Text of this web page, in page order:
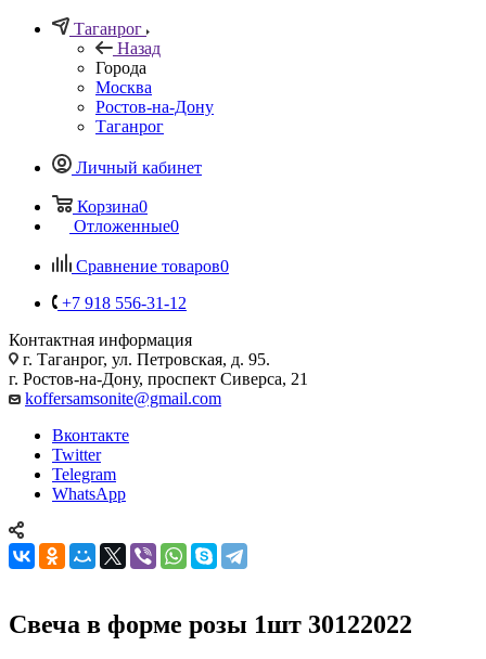
Таганрог
Назад
Города
Москва
Ростов-на-Дону
Таганрог
Личный кабинет
Корзина0
Отложенные0
Сравнение товаров0
+7 918 556-31-12
Контактная информация
г. Таганрог, ул. Петровская, д. 95.
г. Ростов-на-Дону, проспект Сиверса, 21
koffersamsonite@gmail.com
Вконтакте
Twitter
Telegram
WhatsApp
Свеча в форме розы 1шт 30122022